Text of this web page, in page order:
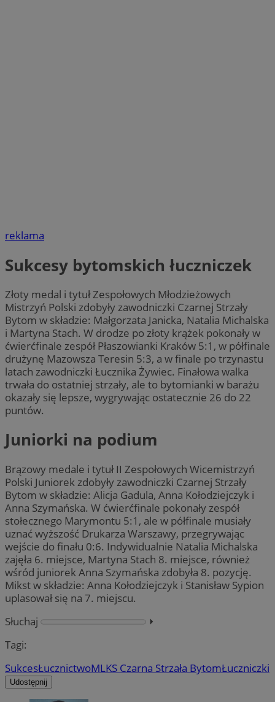
reklama
Sukcesy bytomskich łuczniczek
Złoty medal i tytuł Zespołowych Młodzieżowych
Mistrzyń Polski zdobyły zawodniczki Czarnej Strzały
Bytom w składzie: Małgorzata Janicka, Natalia Michalska
i Martyna Stach. W drodze po złoty krążek pokonały w
ćwierćfinale zespół Płaszowianki Kraków 5:1, w półfinale
drużynę Mazowsza Teresin 5:3, a w finale po trzynastu
latach zawodniczki Łucznika Żywiec. Finałowa walka
trwała do ostatniej strzały, ale to bytomianki w barażu
okazały się lepsze, wygrywając ostatecznie 26 do 22
puntów.
Juniorki na podium
Brązowy medale i tytuł II Zespołowych Wicemistrzyń
Polski Juniorek zdobyły zawodniczki Czarnej Strzały
Bytom w składzie: Alicja Gadula, Anna Kołodziejczyk i
Anna Szymańska. W ćwierćfinale pokonały zespół
stołecznego Marymontu 5:1, ale w półfinale musiały
uznać wyższość Drukarza Warszawy, przegrywając
wejście do finału 0:6. Indywidualnie Natalia Michalska
zajęła 6. miejsce, Martyna Stach 8. miejsce, również
wśród juniorek Anna Szymańska zdobyła 8. pozycję.
Mikst w składzie: Anna Kołodziejczyk i Stanisław Sypion
uplasował się na 7. miejscu.
Słuchaj
⏵︎
Tagi:
SukcesŁucznictwoMLKS Czarna Strzała BytomŁuczniczki
Udostępnij